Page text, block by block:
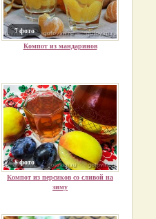
7 фото
Компот из мандаринов
8 фото
Компот из персиков со сливой на
зиму